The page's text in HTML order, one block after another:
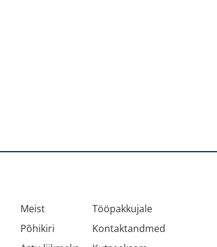
Meist
Põhikiri
Tööpakkujale
Kontaktandmed